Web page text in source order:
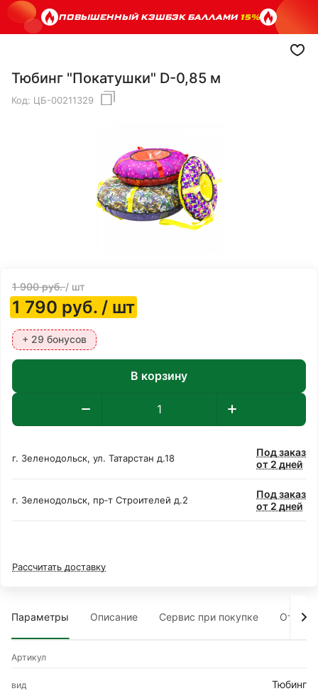
ПОВЫШЕННЫЙ КЭШБЭК БАЛЛАМИ15%
Тюбинг "Покатушки" D-0,85 м
Код: ЦБ-00211329
1 900руб. / шт
1 790 руб. / шт
+ 29 бонусов
В корзину
г. Зеленодольск, ул. Татарстан д.18
Под заказ
от 2 дней
г. Зеленодольск, пр‑т Строителей д.2
Под заказ
от 2 дней
Рассчитать доставку
Параметры Описание Сервис при покупке Отзывы
Артикул
вид Тюбинг